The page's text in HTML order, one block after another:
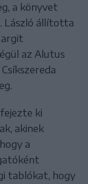
a könyvet
László állította
az Alutus
ki
akinek
a
tablókat, hogy